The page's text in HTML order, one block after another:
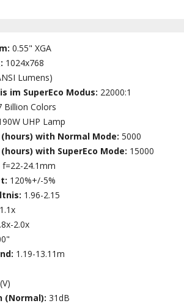
0.55" XGA
1024x768
Lumens)
im SuperEco Modus: 22000:1
Billion Colors
UHP Lamp
with Normal Mode:5000
with SuperEco Mode: 15000
f=22-24.1mm
120%+/-5%
1.96-2.15
1.1x
2.0x
1.19-13.11m
(Normal):31dB